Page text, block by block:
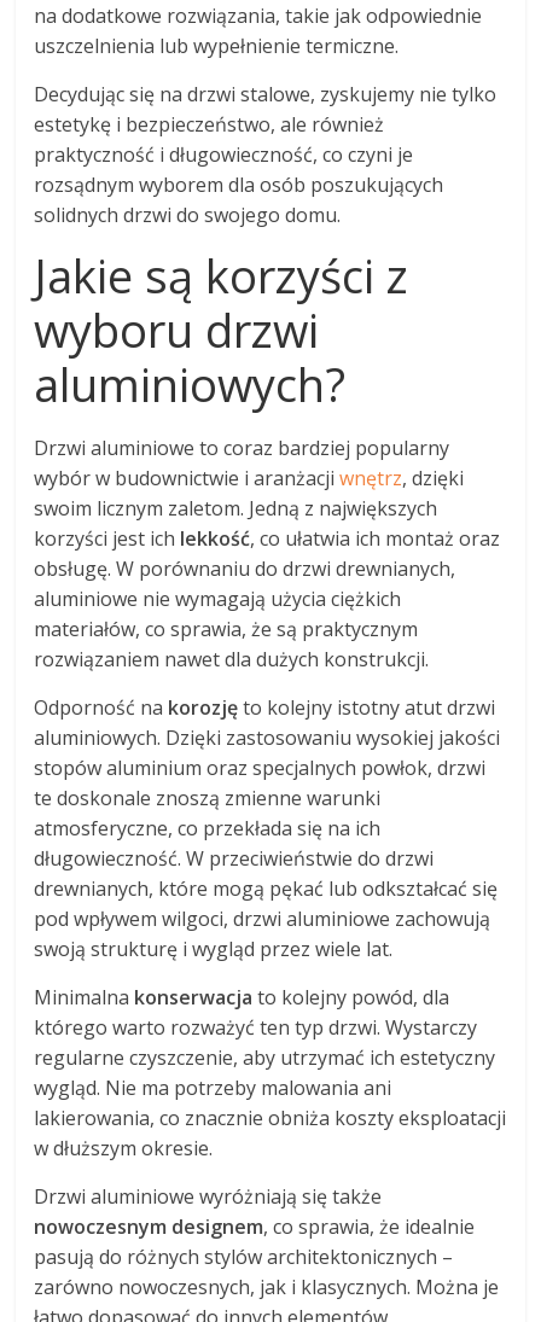
na dodatkowe rozwiązania, takie jak odpowiednie
uszczelnienia lub wypełnienie termiczne.
Decydując się na drzwi stalowe, zyskujemy nie tylko
estetykę i bezpieczeństwo, ale również
praktyczność i długowieczność, co czyni je
rozsądnym wyborem dla osób poszukujących
solidnych drzwi do swojego domu.
Jakie są korzyści z
wyboru drzwi
aluminiowych?
Drzwi aluminiowe to coraz bardziej popularny
wybór w budownictwie i aranżacjiwnętrz, dzięki
swoim licznym zaletom. Jedną z największych
korzyści jest ich lekkość, co ułatwia ich montaż oraz
obsługę. W porównaniu do drzwi drewnianych,
aluminiowe nie wymagają użycia ciężkich
materiałów, co sprawia, że są praktycznym
rozwiązaniem nawet dla dużych konstrukcji.
Odporność na korozjęto kolejny istotny atut drzwi
aluminiowych. Dzięki zastosowaniu wysokiej jakości
stopów aluminium oraz specjalnych powłok, drzwi
te doskonale znoszą zmienne warunki
atmosferyczne, co przekłada się na ich
długowieczność. W przeciwieństwie do drzwi
drewnianych, które mogą pękać lub odkształcać się
pod wpływem wilgoci, drzwi aluminiowe zachowują
swoją strukturę i wygląd przez wiele lat.
Minimalna konserwacja to kolejny powód, dla
którego warto rozważyć ten typ drzwi. Wystarczy
regularne czyszczenie, aby utrzymać ich estetyczny
wygląd. Nie ma potrzeby malowania ani
lakierowania, co znacznie obniża koszty eksploatacji
w dłuższym okresie.
Drzwi aluminiowe wyróżniają się także
nowoczesnym designem, co sprawia, że idealnie
pasują do różnych stylów architektonicznych –
zarówno nowoczesnych, jak i klasycznych. Można je